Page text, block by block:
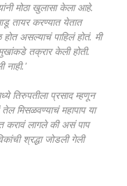
मोठा खुलासा केला आहे.
तायर करण्यात येतात
होत असल्याचं पाहिलं होतं. मी
तक्रार केली होती.
नाही.'
तिरुपतीला प्रसाद म्हणून
तेल मिसळवण्याचं महापाप या
करावं लागले की असं पाप
श्रद्धा जोडली गेली